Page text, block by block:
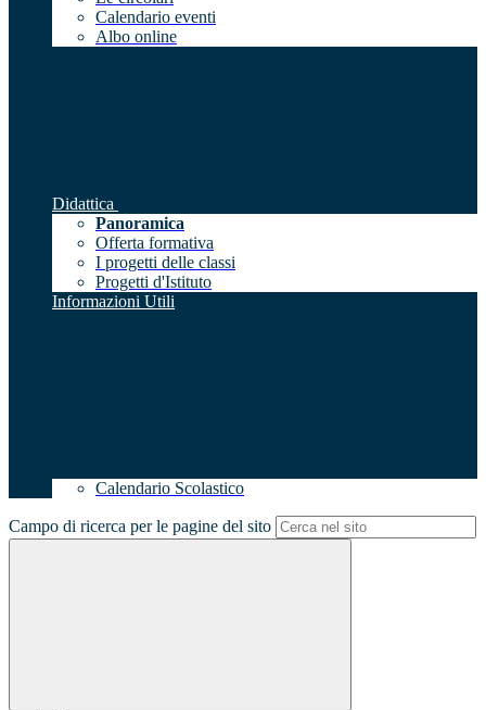
Calendario eventi
Albo online
Didattica
Panoramica
Offerta formativa
I progetti delle classi
Progetti d'Istituto
Informazioni Utili
Calendario Scolastico
Campo di ricerca per le pagine del sito